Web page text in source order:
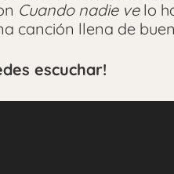
Cuando nadie velo
canción llena de
escuchar!